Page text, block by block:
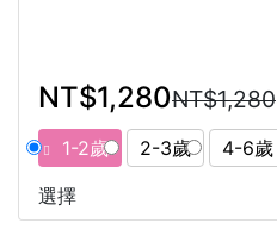
NT$1,280NT$1,280
1-2歲 2-3歲
4-6歲
選擇